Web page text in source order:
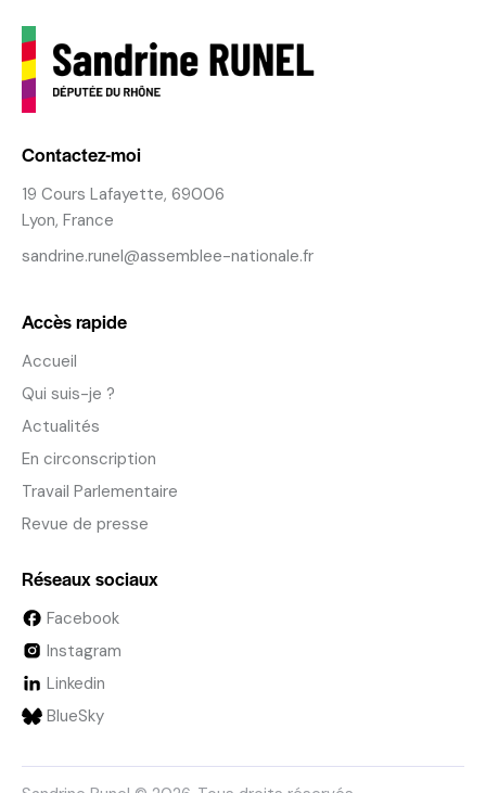
Contactez-moi
19 Cours Lafayette, 69006
Lyon, France
sandrine.runel@assemblee-nationale.fr
Accès rapide
Accueil
Qui suis-je ?
Actualités
En circonscription
Travail Parlementaire
Revue de presse
Réseaux sociaux
Facebook
Instagram
Linkedin
BlueSky